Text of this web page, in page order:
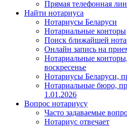
Прямая телефонная
Найти нотариуса
Нотариусы Беларуси
Нотариальные конторы
Поиск ближайшей
Онлайн запись на
Нотариальные
воскресенье
Нотариусы Беларуси,
Нотариальные бюро,
1.01.2026
Вопрос нотариусу
Часто задаваемые
Нотариус отвечает